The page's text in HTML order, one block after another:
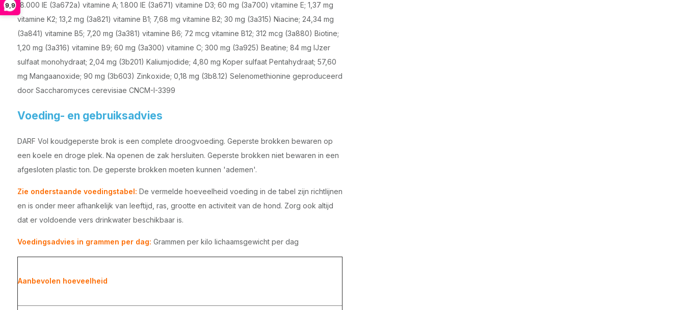
9,9
18.000 IE (3a672a) vitamine A; 1.800 IE (3a671) vitamine D3; 60 mg (3a700) vitamine E; 1,37 mg
vitamine K2; 13,2 mg (3a821) vitamine B1; 7,68 mg vitamine B2; 30 mg (3a315) Niacine; 24,34 mg
(3a841) vitamine B5; 7,20 mg (3a381) vitamine B6; 72 mcg vitamine B12; 312 mcg (3a880) Biotine;
1,20 mg (3a316) vitamine B9; 60 mg (3a300) vitamine C; 300 mg (3a925) Beatine; 84 mg IJzer
sulfaat monohydraat; 2,04 mg (3b201) Kaliumjodide; 4,80 mg Koper sulfaat Pentahydraat; 57,60
mg Mangaanoxide; 90 mg (3b603) Zinkoxide; 0,18 mg (3b8.12) Selenomethionine geproduceerd
door Saccharomyces cerevisiae CNCM-I-3399
Voeding- en gebruiksadvies
DARF Vol koudgeperste brok is een complete droogvoeding. Geperste brokken bewaren op
een koele en droge plek. Na openen de zak hersluiten. Geperste brokken niet bewaren in een
afgesloten plastic ton. De geperste brokken moeten kunnen 'ademen'.
Zie onderstaande voedingstabel: De vermelde hoeveelheid voeding in de tabel zijn richtlijnen
en is onder meer afhankelijk van leeftijd, ras, grootte en activiteit van de hond. Zorg ook altijd
dat er voldoende vers drinkwater beschikbaar is.
Voedingsadvies in grammen per dag: Grammen per kilo lichaamsgewicht per dag
Aanbevolen hoeveelheid